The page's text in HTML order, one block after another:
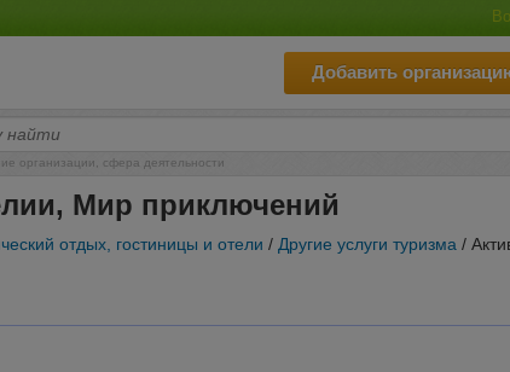
Добавить
организации, сфера деятельности
Мир приключений
отдых, гостиницы и отели / Другие услуги туризма /